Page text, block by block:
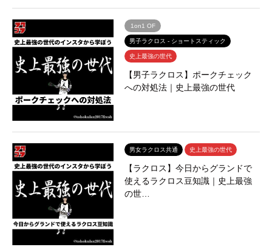
1on1 OF
男子ラクロス - ショートスティック
史上最強の世代
【男子ラクロス】ポークチェック
への対処法｜史上最強の世代
男女ラクロス共通 史上最強の世代
【ラクロス】今日からグランドで
使えるラクロス豆知識｜史上最強
の世…